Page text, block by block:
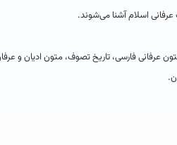
اسلام‌ آشنا می‌شوند.
عرفانی‌ فارسی‌، تاریخ‌ تصوف‌، متون‌ ادیان‌ و